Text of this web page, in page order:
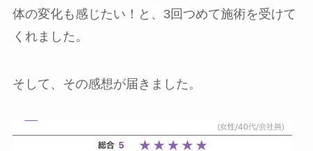
体の変化も感じたい！と、3回つめて施術を受けて
くれました。
そして、その感想が届きました。